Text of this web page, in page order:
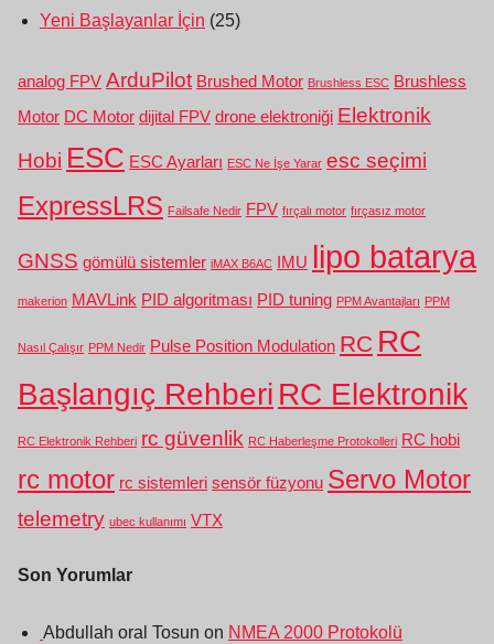
Yeni Başlayanlar İçin (25)
analog FPV ArduPilot Brushed Motor Brushless ESC Brushless
Motor DC Motor dijital FPV drone elektroniği Elektronik
Hobi ESC ESC Ayarları ESC Ne İşe Yarar esc seçimi
ExpressLRS Failsafe Nedir FPV fırçalı motor fırçasız motor
GNSS gömülü sistemler iMAX B6AC IMU lipo batarya
makerion MAVLink PID algoritması PID tuning PPM Avantajları PPM
Nasıl Çalışır PPM Nedir Pulse Position Modulation RC RC
Başlangıç Rehberi RC Elektronik
RC Elektronik Rehberi rc güvenlik RC Haberleşme Protokolleri RC hobi
rc motor rc sistemleri sensör füzyonu Servo Motor
telemetry ubec kullanımı VTX
Son Yorumlar
Abdullah oral Tosun on NMEA 2000 Protokolü